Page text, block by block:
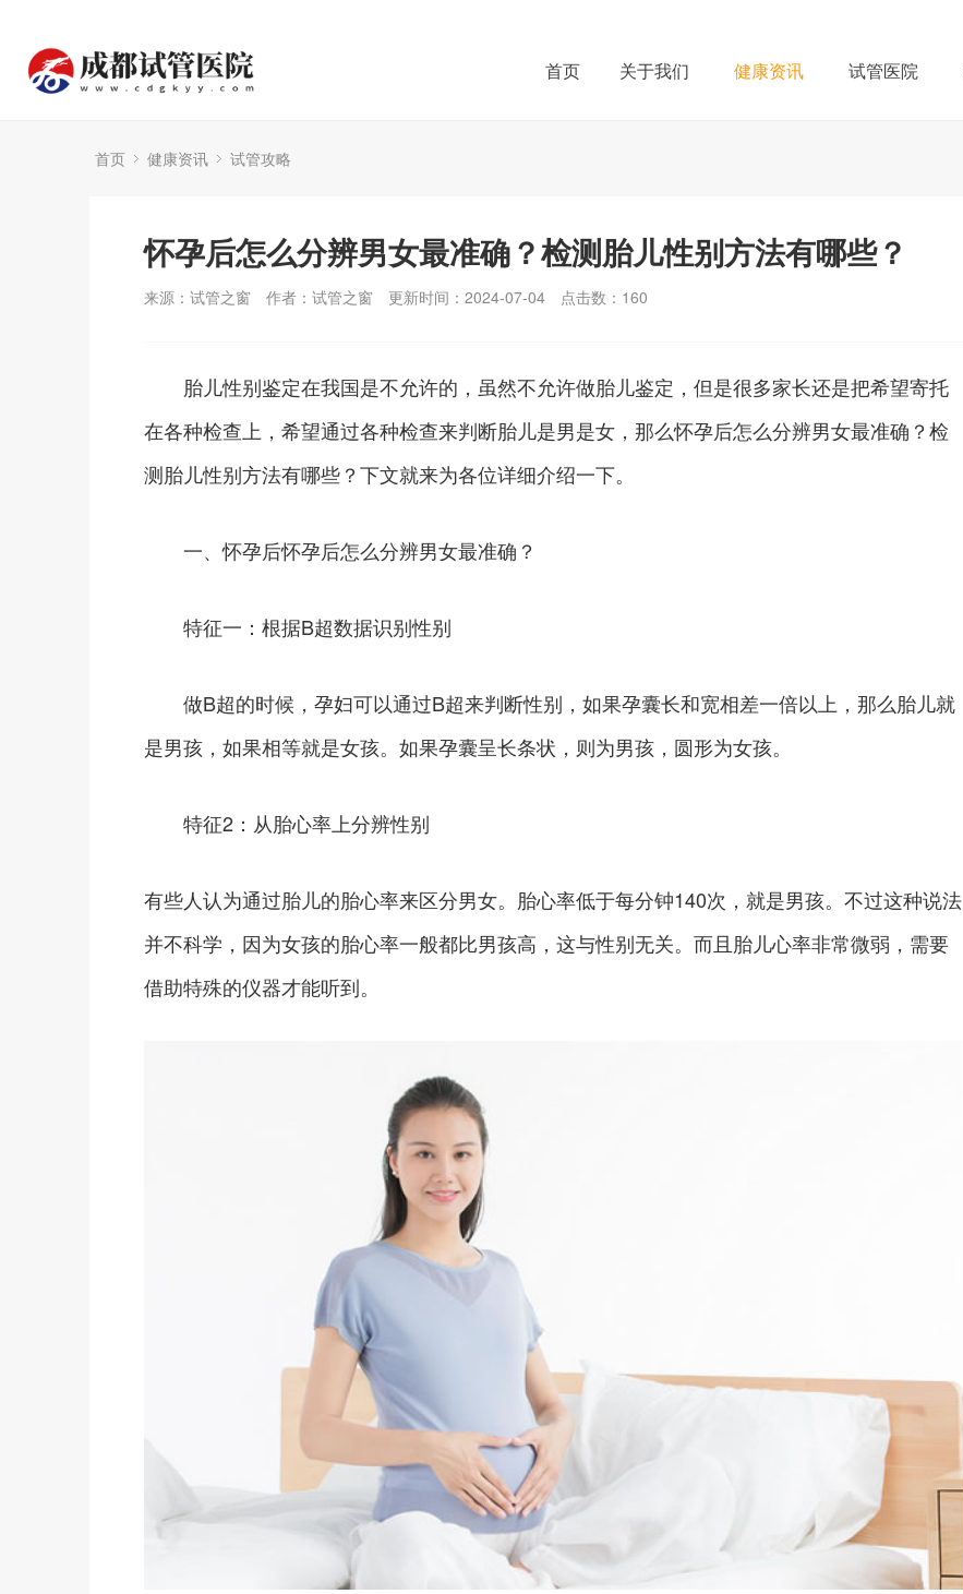
首页 关于我们 健康资讯 试管医院
首页 健康资讯 试管攻略
怀孕后怎么分辨男女最准确？检测胎儿性别方法有哪些？
来源：试管之窗 作者：试管之窗 更新时间：2024-07-04 点击数： 160
胎儿性别鉴定在我国是不允许的，虽然不允许做胎儿鉴定，但是很多家长还是把希望寄托
在各种检查上，希望通过各种检查来判断胎儿是男是女，那么怀孕后怎么分辨男女最准确？检
测胎儿性别方法有哪些？下文就来为各位详细介绍一下。
一、怀孕后怀孕后怎么分辨男女最准确？
特征一：根据B超数据识别性别
做B超的时候，孕妇可以通过B超来判断性别，如果孕囊长和宽相差一倍以上，那么胎儿就
是男孩，如果相等就是女孩。如果孕囊呈长条状，则为男孩，圆形为女孩。
特征2：从胎心率上分辨性别
有些人认为通过胎儿的胎心率来区分男女。胎心率低于每分钟140次，就是男孩。不过这种说法
并不科学，因为女孩的胎心率一般都比男孩高，这与性别无关。而且胎儿心率非常微弱，需要
借助特殊的仪器才能听到。